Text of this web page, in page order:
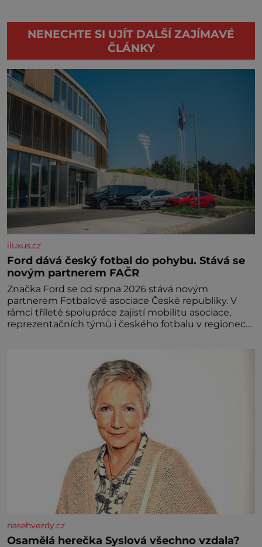
NENECHTE SI UJÍT DALŠÍ ZAJÍMAVÉ
ČLÁNKY
iluxus.cz
Ford dává český fotbal do pohybu. Stává se
novým partnerem FAČR
Značka Ford se od srpna 2026 stává novým
partnerem Fotbalové asociace České republiky. V
rámci tříleté spolupráce zajistí mobilitu asociace,
reprezentačních týmů i českého fotbalu v regionech.
nasehvezdy.cz
Osamělá herečka Syslová všechno vzdala?